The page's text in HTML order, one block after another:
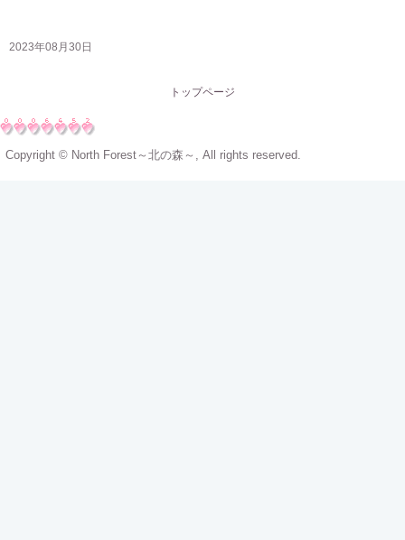
2023年08月30日
トップページ
Copyright © North Forest～北の森～, All rights reserved.